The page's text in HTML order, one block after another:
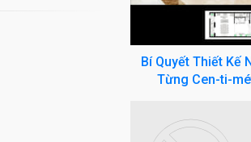
Bí Quyết Thiết Kế
Từng Cen-ti-